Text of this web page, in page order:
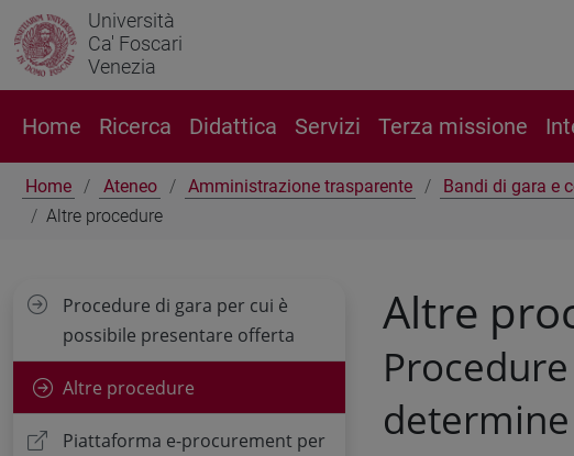
Università
Ca' Foscari
Venezia
Home Ricerca Didattica Servizi Terza missione
Home Ateneo Amministrazione trasparente Bandi di gara e
Altre procedure
Altre
Procedure di gara per cui è
possibile presentare offerta
Altre procedure
Piattaforma e-procurement per